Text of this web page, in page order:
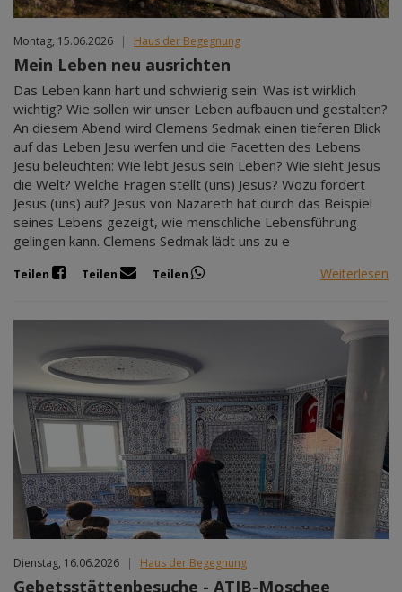
Montag, 15.06.2026 Haus der Begegnung
Mein Leben neu ausrichten
Das Leben kann hart und schwierig sein: Was ist wirklich
wichtig? Wie sollen wir unser Leben aufbauen und gestalten?
An diesem Abend wird Clemens Sedmak einen tieferen Blick
auf das Leben Jesu werfen und die Facetten des Lebens
Jesu beleuchten: Wie lebt Jesus sein Leben? Wie sieht Jesus
die Welt? Welche Fragen stellt (uns) Jesus? Wozu fordert
Jesus (uns) auf? Jesus von Nazareth hat durch das Beispiel
seines Lebens gezeigt, wie menschliche Lebensführung
gelingen kann. Clemens Sedmak lädt uns zu e
Teilen Teilen Teilen Weiterlesen
Dienstag, 16.06.2026 | Haus der Begegnung
Gebetsstättenbesuche - ATIB-Moschee